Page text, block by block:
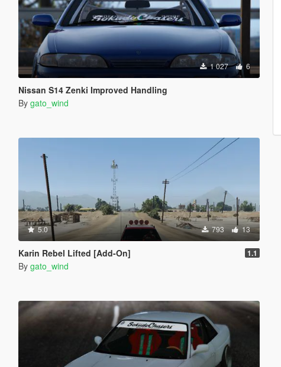
1 027 6
Nissan S14 Zenki Improved Handling
By gato_wind
5.0 793 13
Karin Rebel Lifted [Add-On] 1.1
By gato_wind